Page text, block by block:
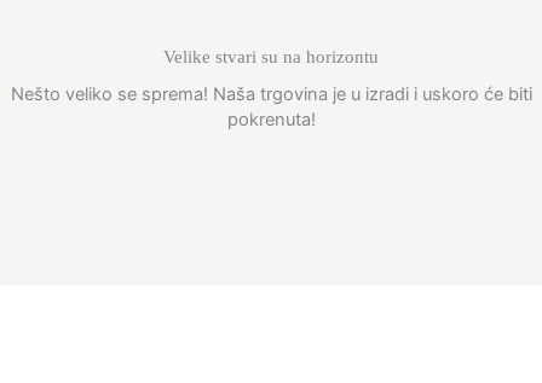
Velike stvari su na horizontu
Nešto veliko se sprema! Naša trgovina je u izradi i uskoro će biti
pokrenuta!